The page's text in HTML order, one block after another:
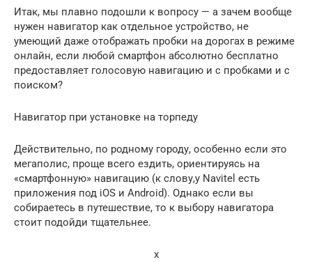
Итак, мы плавно подошли к вопросу — а зачем вообще
нужен навигатор как отдельное устройство, не
умеющий даже отображать пробки на дорогах в режиме
онлайн, если любой смартфон абсолютно бесплатно
предоставляет голосовую навигацию и с пробками и с
поиском?
Навигатор при установке на торпеду
Действительно, по родному городу, особенно если это
мегаполис, проще всего ездить, ориентируясь на
«смартфонную» навигацию (к слову,у Navitel есть
приложения под iOS и Android). Однако если вы
собираетесь в путешествие, то к выбору навигатора
стоит подойди тщательнее.
x